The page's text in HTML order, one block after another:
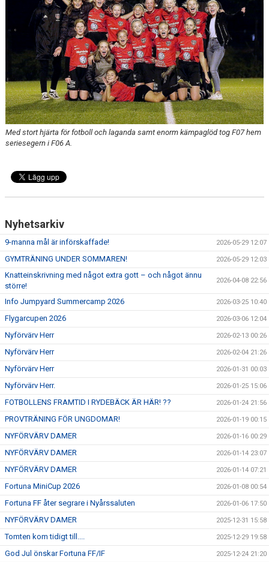
MEDLEMSKAP 2026
MEDLEMSKAP
FORTUNARABATTEN
FORTUNASHOPPEN
TRÄNINGSTIDER GRÄS 2026
Med stort hjärta för fotboll och laganda samt enorm kämpaglöd tog F07 hem
seriesegern i F06 A.
Nyhetsarkiv
9-manna mål är införskaffade! 2026-05-29 12:07
GYMTRÄNING UNDER SOMMAREN! 2026-05-29 12:03
Knatteinskrivning med något extra gott – och något ännu
större!
2026-04-08 22:56
Info Jumpyard Summercamp 2026 2026-03-25 10:40
Flygarcupen 2026 2026-03-06 12:04
Nyförvärv Herr 2026-02-13 00:26
Nyförvärv Herr 2026-02-04 21:26
Nyförvärv Herr 2026-01-31 00:03
Nyförvärv Herr. 2026-01-25 15:06
FOTBOLLENS FRAMTID I RYDEBÄCK ÄR HÄR! ?? 2026-01-24 21:56
PROVTRÄNING FÖR UNGDOMAR! 2026-01-19 00:15
NYFÖRVÄRV DAMER 2026-01-16 00:29
NYFÖRVÄRV DAMER 2026-01-14 23:07
NYFÖRVÄRV DAMER 2026-01-14 07:21
Fortuna MiniCup 2026 2026-01-08 00:54
Fortuna FF åter segrare i Nyårssaluten 2026-01-06 17:50
NYFÖRVÄRV DAMER 2025-12-31 15:58
Tomten kom tidigt till.... 2025-12-29 19:58
God Jul önskar Fortuna FF/IF 2025-12-24 21:20